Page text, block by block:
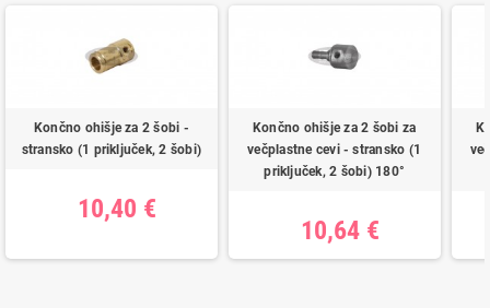
Končno ohišje za 2 šobi -
stransko (1 priključek, 2 šobi)
10,40 €
Končno ohišje za 2 šobi za
večplastne cevi - stransko (1
priključek, 2 šobi) 180°
10,64 €